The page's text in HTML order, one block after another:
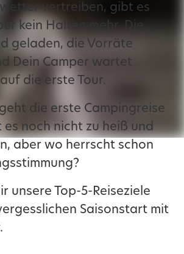
vertreiben, gibt es
kein Halten mehr. Die
geladen, die Vorräte
Dein Camper wartet
die erste Tour.
die erste Campingreise
es noch nicht zu heiß und
aber wo herrscht schon
unsere Top-5-Reiseziele
Saisonstart mit